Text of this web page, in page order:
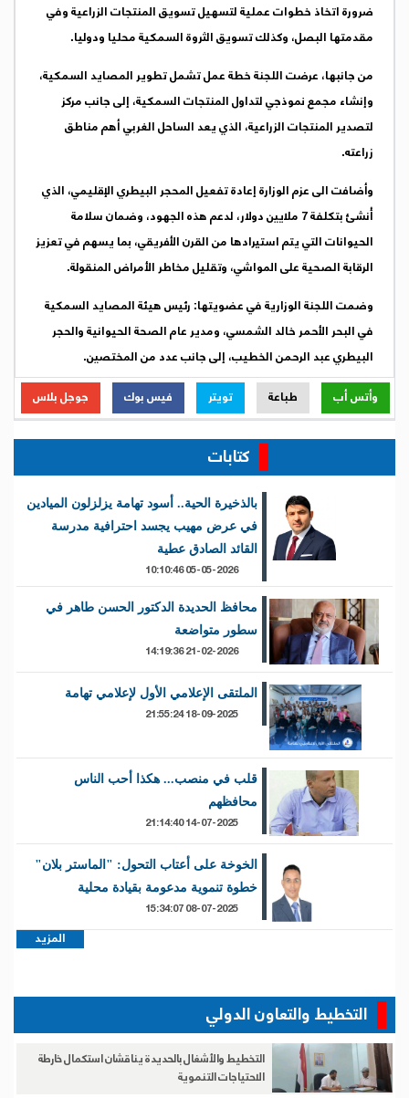
ضرورة اتخاذ خطوات عملية لتسهيل تسويق المنتجات الزراعية وفي
مقدمتها البصل، وكذلك تسويق الثروة السمكية محليا ودوليا.
من جانبها، عرضت اللجنة خطة عمل تشمل تطوير المصايد السمكية،
وإنشاء مجمع نموذجي لتداول المنتجات السمكية، إلى جانب مركز
لتصدير المنتجات الزراعية، الذي يعد الساحل الغربي أهم مناطق
زراعته.
وأضافت الى عزم الوزارة إعادة تفعيل المحجر البيطري الإقليمي، الذي
أُنشئ بتكلفة 7 ملايين دولار، لدعم هذه الجهود، وضمان سلامة
الحيوانات التي يتم استيرادها من القرن الأفريقي، بما يسهم في تعزيز
الرقابة الصحية على المواشي، وتقليل مخاطر الأمراض المنقولة.
وضمت اللجنة الوزارية في عضويتها: رئيس هيئة المصايد السمكية
في البحر الأحمر خالد الشمسي، ومدير عام الصحة الحيوانية والحجر
البيطري عبد الرحمن الخطيب، إلى جانب عدد من المختصين.
وأتس أب
طباعة تويتر فيس بوك جوجل بلاس
كتابات
بالذخيرة الحية.. أسود تهامة يزلزلون الميادين
في عرض مهيب يجسد احترافية مدرسة
القائد الصادق عطية
05-05-2026 10:10:46
محافظ الحديدة الدكتور الحسن طاهر في
سطور متواضعة
21-02-2026 14:19:36
الملتقى الإعلامي الأول لإعلامي تهامة
قلب في منصب... هكذا أحب الناس
محافظهم
الخوخة على أعتاب التحول: "الماستر بلان"
خطوة تنموية مدعومة بقيادة محلية
المزيد
التخطيط والتعاون الدولي
التخطيط والأشغال بالحديدة يناقشان استكمال خارطة
الاحتياجات التنموية